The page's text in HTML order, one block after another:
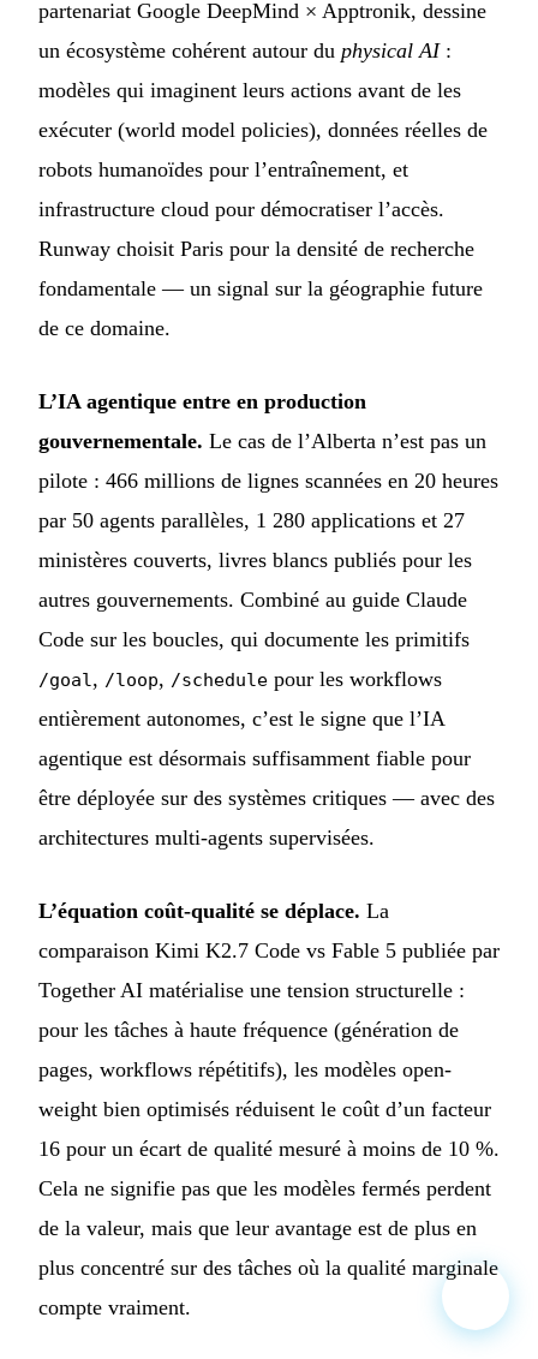
partenariat Google DeepMind × Apptronik, dessine
un écosystème cohérent autour du physical AI:
modèles qui imaginent leurs actions avant de les
exécuter (world model policies), données réelles de
robots humanoïdes pour l’entraînement, et
infrastructure cloud pour démocratiser l’accès.
Runway choisit Paris pour la densité de recherche
fondamentale — un signal sur la géographie future
de ce domaine.
L’IA agentique entre en production
gouvernementale. Le cas de l’Alberta n’est pas un
pilote : 466 millions de lignes scannées en 20 heures
par 50 agents parallèles, 1 280 applications et 27
ministères couverts, livres blancs publiés pour les
autres gouvernements. Combiné au guide Claude
Code sur les boucles, qui documente les primitifs
/goal , /loop, /schedule pour les workflows
entièrement autonomes, c’est le signe que l’IA
agentique est désormais suffisamment fiable pour
être déployée sur des systèmes critiques — avec des
architectures multi-agents supervisées.
L’équation coût-qualité se déplace. La
comparaison Kimi K2.7 Code vs Fable 5 publiée par
Together AI matérialise une tension structurelle :
pour les tâches à haute fréquence (génération de
pages, workflows répétitifs), les modèles open-
weight bien optimisés réduisent le coût d’un facteur
16 pour un écart de qualité mesuré à moins de 10 %.
Cela ne signifie pas que les modèles fermés perdent
de la valeur, mais que leur avantage est de plus en
plus concentré sur des tâches où la qualité marginale
compte vraiment.